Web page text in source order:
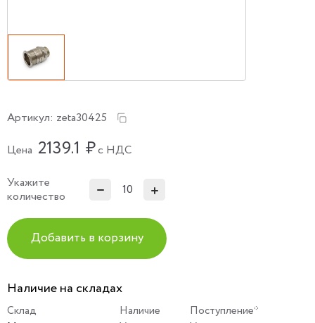
Артикул: zeta30425
Цена 2139.1 ₽с НДС
Укажите
количество
Добавить в корзину
Наличие на складах
Склад Наличие
Поступление*